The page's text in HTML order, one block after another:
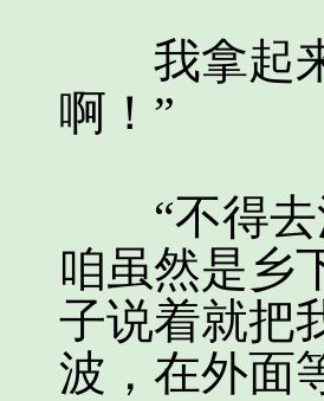
我拿起来
啊！”
“不得去
咱虽然是乡
子说着就把
波，在外面